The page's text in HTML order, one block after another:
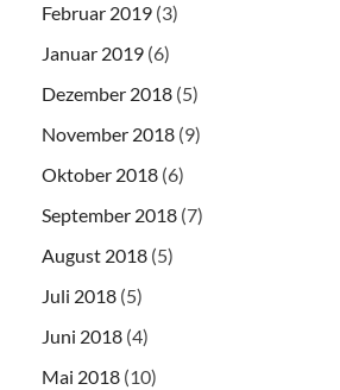
Februar 2019 (3)
Januar 2019 (6)
Dezember 2018 (5)
November 2018 (9)
Oktober 2018 (6)
September 2018 (7)
August 2018 (5)
Juli 2018 (5)
Juni 2018 (4)
Mai 2018 (10)